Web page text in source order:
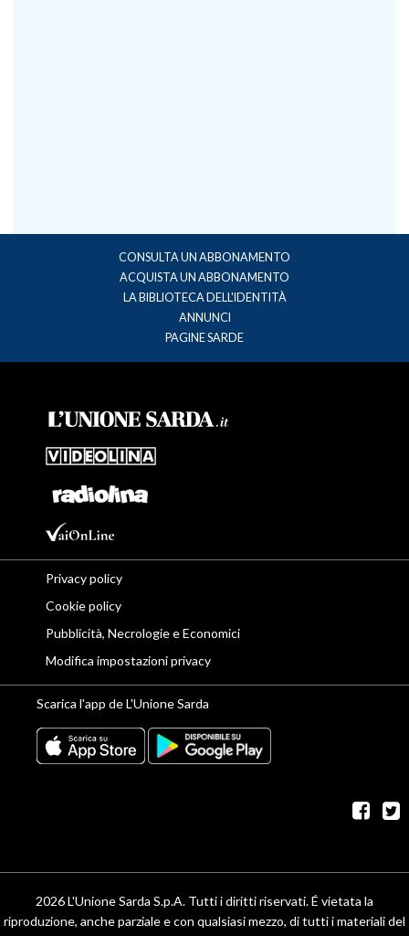
CONSULTA UN ABBONAMENTO
ACQUISTA UN ABBONAMENTO
LA BIBLIOTECA DELL'IDENTITÀ
ANNUNCI
PAGINE SARDE
Privacy policy
Cookie policy
Pubblicità, Necrologie e Economici
Modifica impostazioni privacy
Scarica l'app de L'Unione Sarda
2026 L'Unione Sarda S.p.A. Tutti i diritti riservati. É vietata la
riproduzione, anche parziale e con qualsiasi mezzo, di tutti i materiali del